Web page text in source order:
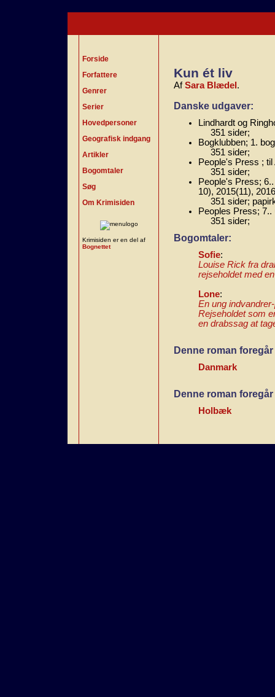
Forside
Forfattere
Genrer
Serier
Hovedpersoner
Geografisk indgang
Artikler
Bogomtaler
Søg
Om Krimisiden
Krimisiden er en del af
Bognettet
Kun ét liv
AfSara Blædel .
Danske udgaver:
Lindhardt og
351 sider;
Bogklubben; 1.
351 sider;
People's Press ;
351 sider;
People's Press;
10), 2015(11),
351 sider;
Peoples Press; 7..
351 sider;
Bogomtaler:
Sofie:
Louise Rick fra
rejseholdet med
Lone:
En ung
Rejseholdet som
en drabssag at
Denne roman
Danmark
Denne roman
Holbæk